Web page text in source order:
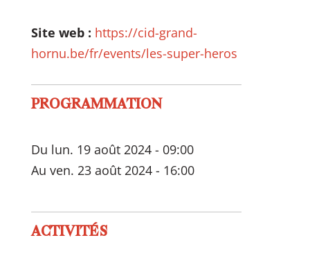
Site web : https://cid-grand-
hornu.be/fr/events/les-super-heros
PROGRAMMATION
Du lun. 19 août 2024 - 09:00
Au ven. 23 août 2024 - 16:00
ACTIVITÉS